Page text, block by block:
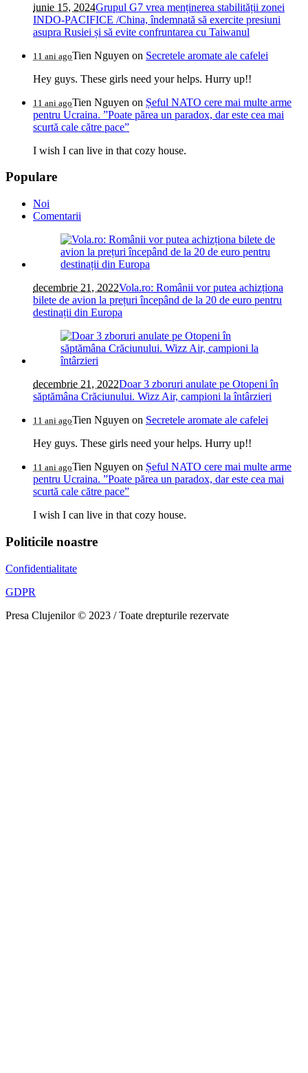
iunie 15, 2024Grupul G7 vrea menținerea stabilității zonei
INDO-PACIFICE /China, îndemnată să exercite presiuni
asupra Rusiei și să evite confruntarea cu Taiwanul
11 ani agoTien Nguyen on Secretele aromate ale cafelei
Hey guys. These girls need your helps. Hurry up!!
11 ani agoTien Nguyen on Șeful NATO cere mai multe arme
pentru Ucraina. ”Poate părea un paradox, dar este cea mai
scurtă cale către pace”
I wish I can live in that cozy house.
Populare
Noi
Comentarii
decembrie 21, 2022Vola.ro: Românii vor putea achizționa
bilete de avion la prețuri începând de la 20 de euro pentru
destinații din Europa
decembrie 21, 2022Doar 3 zboruri anulate pe Otopeni în
săptămâna Crăciunului. Wizz Air, campioni la întârzieri
11 ani agoTien Nguyen on Secretele aromate ale cafelei
Hey guys. These girls need your helps. Hurry up!!
11 ani agoTien Nguyen on Șeful NATO cere mai multe arme
pentru Ucraina. ”Poate părea un paradox, dar este cea mai
scurtă cale către pace”
I wish I can live in that cozy house.
Politicile noastre
Confidentialitate
GDPR
Presa Clujenilor © 2023 / Toate drepturile rezervate